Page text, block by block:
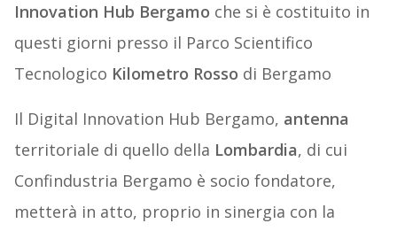
Innovation Hub Bergamo che si è costituito in
questi giorni presso il Parco Scientifico
Tecnologico Kilometro Rosso di Bergamo
Il Digital Innovation Hub Bergamo, antenna
territoriale di quello della Lombardia, di cui
Confindustria Bergamo è socio fondatore,
metterà in atto, proprio in sinergia con la